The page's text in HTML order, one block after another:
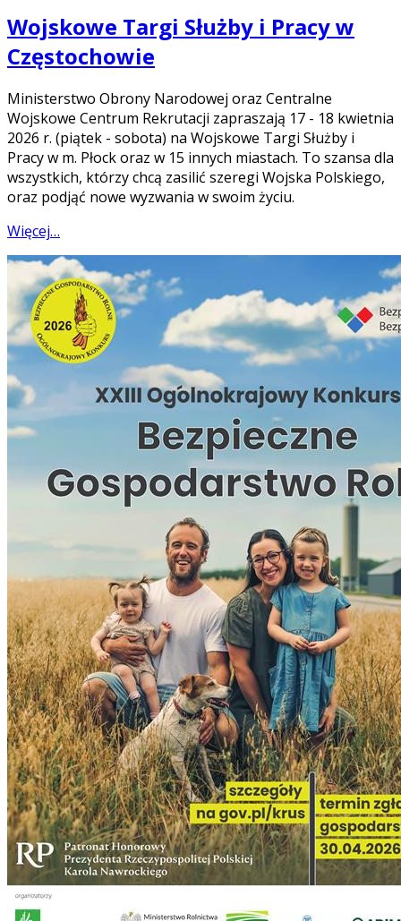
Wojskowe Targi Służby i Pracy w
Częstochowie
Ministerstwo Obrony Narodowej oraz Centralne
Wojskowe Centrum Rekrutacji zapraszają 17 - 18 kwietnia
2026 r. (piątek - sobota) na Wojskowe Targi Służby i
Pracy w m. Płock oraz w 15 innych miastach. To szansa dla
wszystkich, którzy chcą zasilić szeregi Wojska Polskiego,
oraz podjąć nowe wyzwania w swoim życiu.
Więcej…